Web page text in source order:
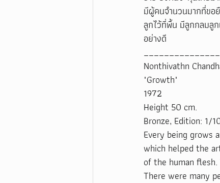
มีผู้คนจำนวนมากที่ขอ
ลูกไว้ที่พื้น มีลูกกลมลูก
อย่างดี
Nonthivathn
"Growth"
1972
Height 50 cm.
Bronze, Edition: 1/
Every being grows
which helped the
of the human
There were many